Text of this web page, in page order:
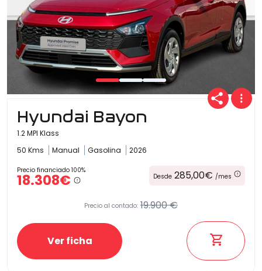
Hyundai Bayon
1.2 MPI Klass
50 Kms
Manual Gasolina 2026
Precio financiado 100%
18.308€ Desde 285,00€ /mes
Precio al contado: 19.900 €
Ver ficha